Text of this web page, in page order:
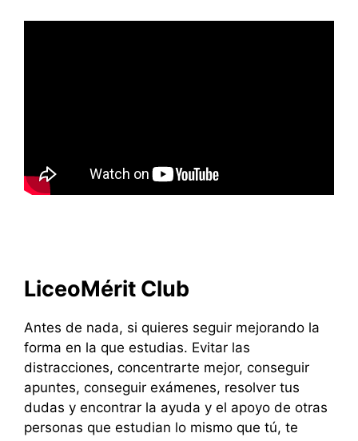
LiceoMérit Club
Antes de nada, si quieres seguir mejorando la
forma en la que estudias. Evitar las
distracciones, concentrarte mejor, conseguir
apuntes, conseguir exámenes, resolver tus
dudas y encontrar la ayuda y el apoyo de otras
personas que estudian lo mismo que tú, te